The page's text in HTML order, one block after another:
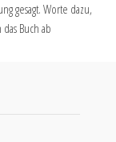
gesagt. Worte dazu,
Buch ab